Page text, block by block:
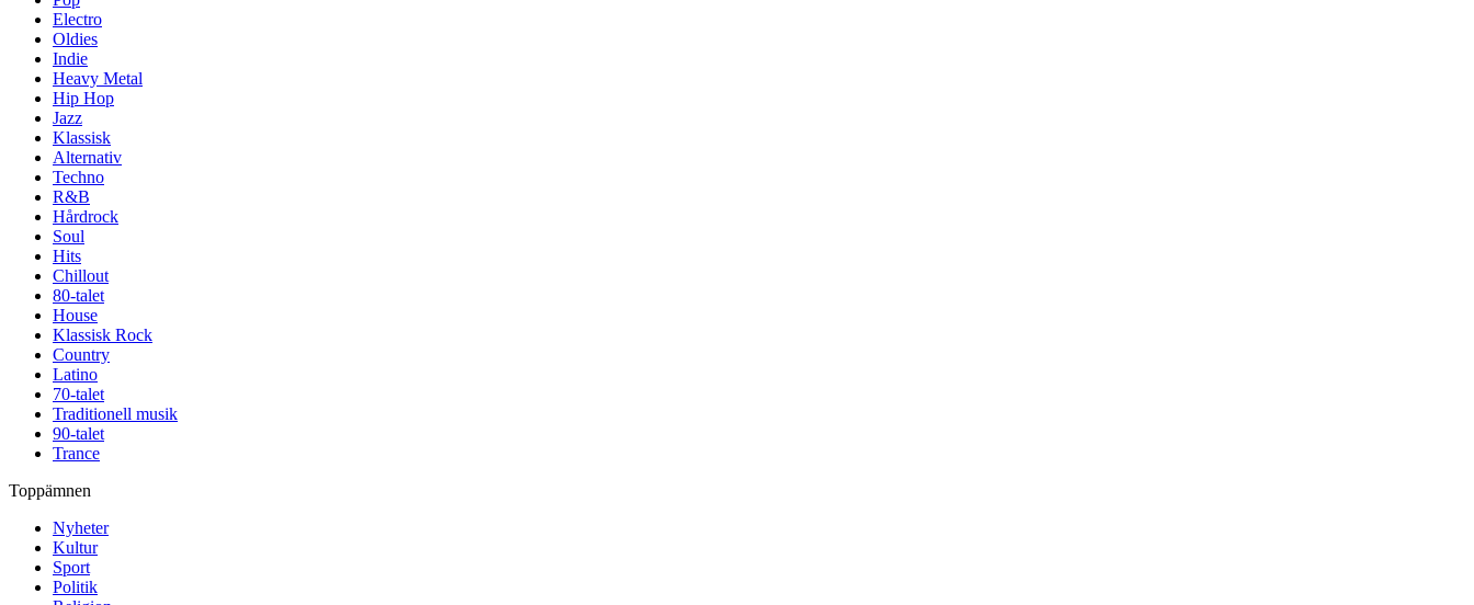
Electro
Oldies
Indie
Heavy Metal
Hip Hop
Jazz
Klassisk
Alternativ
Techno
R&B
Hårdrock
Soul
Hits
Chillout
80-talet
House
Klassisk Rock
Country
Latino
70-talet
Traditionell musik
90-talet
Trance
Toppämnen
Nyheter
Kultur
Sport
Politik